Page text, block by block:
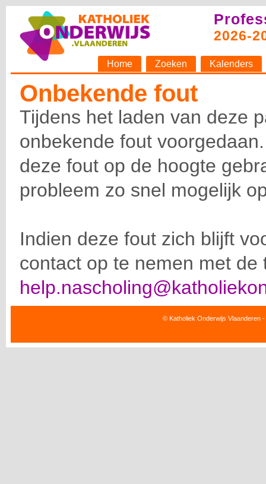
2026-
Home Zoeken Kalenders
Onbekende fout
Tijdens het laden van deze
onbekende fout
deze fout op de hoogte
probleem zo snel mogelijk
Indien deze fout zich blijft
contact op te nemen met de
© Katholiek Onderwijs Vlaanderen